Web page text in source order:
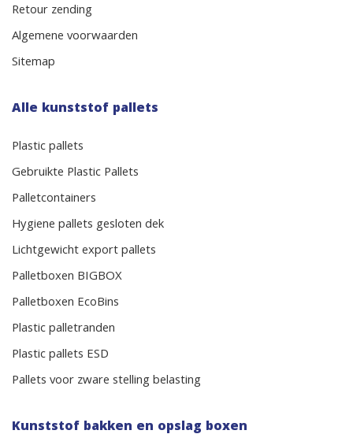
Retour zending
Algemene voorwaarden
Sitemap
Alle kunststof pallets
Plastic pallets
Gebruikte Plastic Pallets
Palletcontainers
Hygiene pallets gesloten dek
Lichtgewicht export pallets
Palletboxen BIGBOX
Palletboxen EcoBins
Plastic palletranden
Plastic pallets ESD
Pallets voor zware stelling belasting
Kunststof bakken en opslag boxen